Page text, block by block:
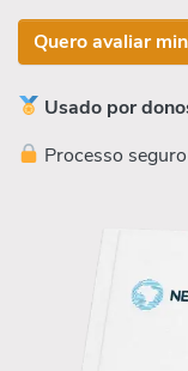
Quero avaliar
Usado por
Processo